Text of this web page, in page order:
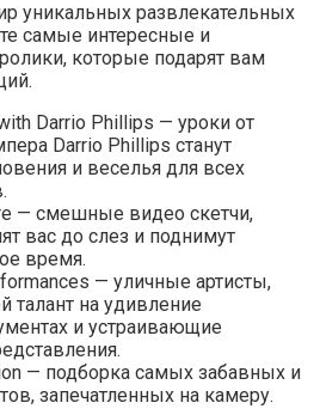
уникальных развлекательных
самые интересные и
которые подарят вам
Darrio Phillips — уроки от
Darrio Phillips станут
и веселья для всех
— смешные видео скетчи,
вас до слез и поднимут
время.
— уличные артисты,
талант на удивление
и устраивающие
— подборка самых забавных и
запечатленных на камеру.